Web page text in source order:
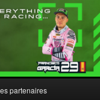
partenaires